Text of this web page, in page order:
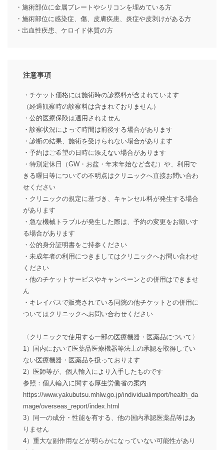
・施術部位に金属プレートやシリコンを埋めている方
・施術部位に感染症、傷、皮膚疾患、炎症や皮剥けがある方
・出血性疾患、ケロイド体質の方
注意事項
・チケット価格には施術時の診察料が含まれています
（経過観察時の診察料は含まれておりません）
・公的医療保険は適用されません
・診察状況によって時間は前後する場合があります
・診断の結果、施術を受けられない場合があります
・予約はご希望の日時に添えない場合があります
・特別定休日（GW・お盆・年末年始など含む）や、利用で
きる曜日等についての不明点はクリニックへ直接お問い合わ
せください
・クリニックの規定に基づき、キャンセル料が発生する場合
があります
・急な機械トラブルが発生した際は、予約の変更をお願いす
る場合があります
・公的身分証明書をご持参ください
・未成年者の利用につきましてはクリニックへお問い合わせ
ください
・他のチケットサービスやキャンペーンとの併用はできませ
ん
・キレイパスで販売されている同院の他チケットとの併用に
ついてはクリニックへお問い合わせください
〈クリニックで使用する一部の医療機器・医薬品について〉
1）国内において医薬品医療機器等法上の承認を取得してい
ない医療機器・医薬品を扱っております
2）医師等が、個人輸入により入手したものです
参照：個人輸入に関する厚生労働省の案内
https://www.yakubutsu.mhlw.go.jp/individualimport/health_da
mage/overseas_report/index.html
3）同一の成分・性能を有する、他の国内承認医薬品等はあ
りません
4）重大な副作用などが明らかになっていない可能性があり